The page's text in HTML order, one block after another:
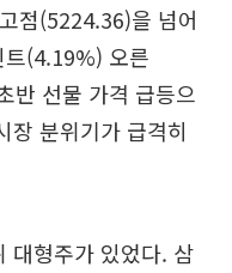
점(5224.36)을 넘어
(4.19%) 오른
반 선물 가격 급등으
장 분위기가 급격히
대형주가 있었다. 삼